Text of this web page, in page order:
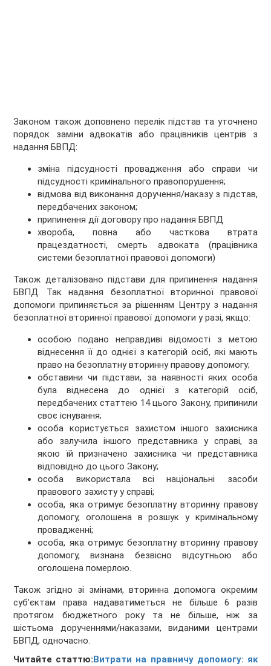
Законом також доповнено перелік підстав та уточнено
порядок заміни адвокатів або працівників центрів з
надання БВПД:
зміна підсудності провадження або справи чи
підсудності кримінального правопорушення;
відмова від виконання доручення/наказу з підстав,
передбачених законом;
припинення дії договору про надання БВПД
хвороба, повна або часткова втрата
працездатності, смерть адвоката (працівника
системи безоплатної правової допомоги)
Також деталізовано підстави для припинення надання
БВПД. Так надання безоплатної вторинної правової
допомоги припиняється за рішенням Центру з надання
безоплатної вторинної правової допомоги у разі, якщо:
особою подано неправдиві відомості з метою
віднесення її до однієї з категорій осіб, які мають
право на безоплатну вторинну правову допомогу;
обставини чи підстави, за наявності яких особа
була віднесена до однієї з категорій осіб,
передбачених статтею 14 цього Закону, припинили
своє існування;
особа користується захистом іншого захисника
або залучила іншого представника у справі, за
якою їй призначено захисника чи представника
відповідно до цього Закону;
особа використала всі національні засоби
правового захисту у справі;
особа, яка отримує безоплатну вторинну правову
допомогу, оголошена в розшук у кримінальному
провадженні;
особа, яка отримує безоплатну вторинну правову
допомогу, визнана безвісно відсутньою або
оголошена померлою.
Також згідно зі змінами, вторинна допомога окремим
суб’єктам права надаватиметься не більше 6 разів
протягом бюджетного року та не більше, ніж за
шістьома дорученнями/наказами, виданими центрами
БВПД, одночасно.
Читайте статтю:Витрати на правничу допомогу: як